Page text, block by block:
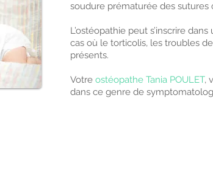
soudure prématurée des sutures
L’ostéopathie peut s’inscrire
cas où le torticolis, les troubles
présents.
Votre ostéopathe Tania POULET,
dans ce genre de